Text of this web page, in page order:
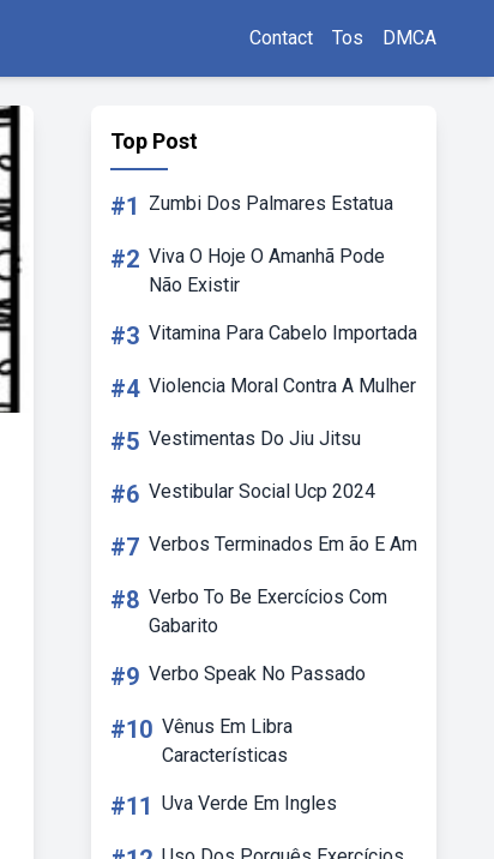
Contact Tos DMCA
Top Post
#1 Zumbi Dos Palmares Estatua
#2 Viva O Hoje O Amanhã Pode
Não Existir
#3 Vitamina Para Cabelo Importada
#4 Violencia Moral Contra A Mulher
#5 Vestimentas Do Jiu Jitsu
#6 Vestibular Social Ucp 2024
#7 Verbos Terminados Em ão E Am
#8 Verbo To Be Exercícios Com
Gabarito
#9 Verbo Speak No Passado
#10 Vênus Em Libra
Características
#11 Uva Verde Em Ingles